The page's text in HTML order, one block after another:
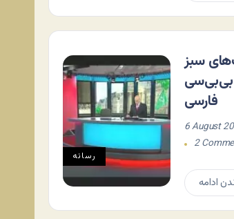
رسانه
سبز
فارسی
6 August
2
ادامه